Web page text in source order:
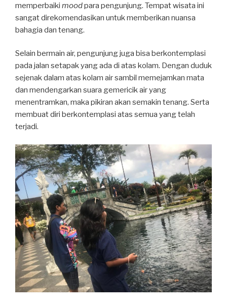
memperbaiki moodpara pengunjung. Tempat wisata ini
sangat direkomendasikan untuk memberikan nuansa
bahagia dan tenang.
Selain bermain air, pengunjung juga bisa berkontemplasi
pada jalan setapak yang ada di atas kolam. Dengan duduk
sejenak dalam atas kolam air sambil memejamkan mata
dan mendengarkan suara gemericik air yang
menentramkan, maka pikiran akan semakin tenang. Serta
membuat diri berkontemplasi atas semua yang telah
terjadi.